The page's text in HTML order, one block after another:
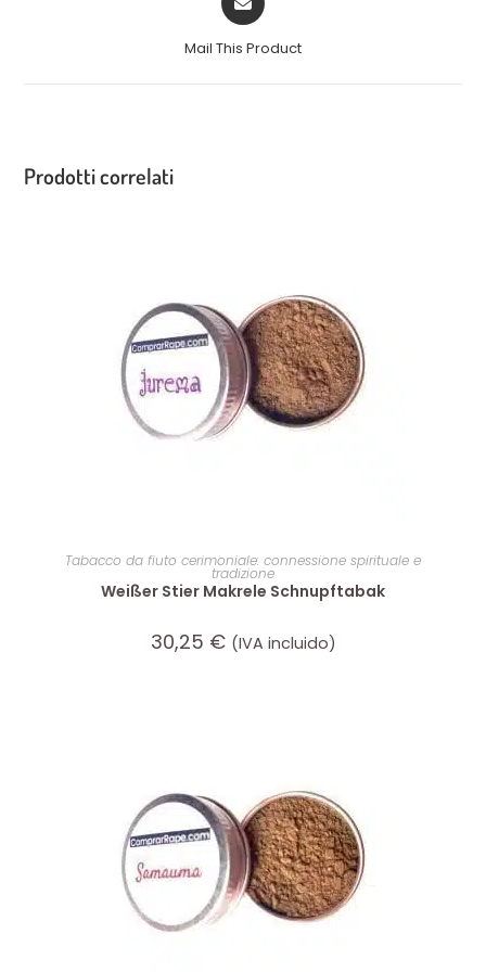
Mail This Product
Prodotti correlati
AGGIUNGI AL CARRELLO
Tabacco da fiuto cerimoniale: connessione spirituale e
tradizione
Weißer Stier Makrele Schnupftabak
30,25 € (IVA incluido)